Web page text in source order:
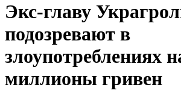
Экс-главу
подозревают в
злоупотреблениях
миллионы гривен